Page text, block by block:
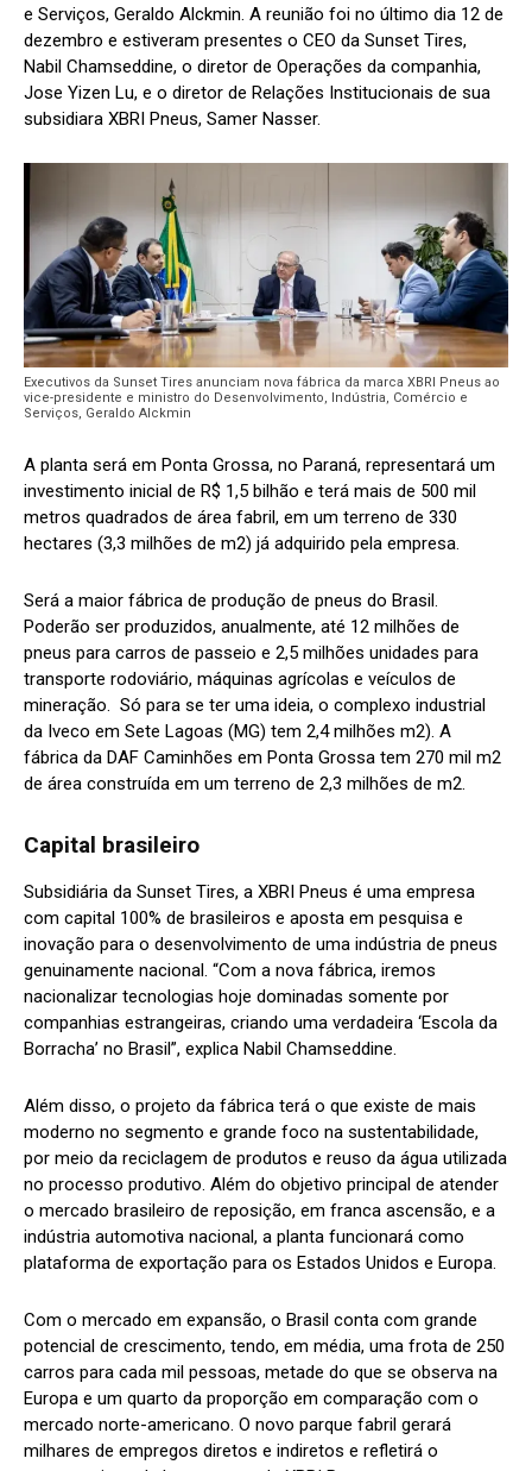
e Serviços, Geraldo Alckmin. A reunião foi no último dia 12 de
dezembro e estiveram presentes o CEO da Sunset Tires,
Nabil Chamseddine, o diretor de Operações da companhia,
Jose Yizen Lu, e o diretor de Relações Institucionais de sua
subsidiara XBRI Pneus, Samer Nasser.
Executivos da Sunset Tires anunciam nova fábrica da marca XBRI Pneus ao
vice-presidente e ministro do Desenvolvimento, Indústria, Comércio e
Serviços, Geraldo Alckmin
A planta será em Ponta Grossa, no Paraná, representará um
investimento inicial de R$ 1,5 bilhão e terá mais de 500 mil
metros quadrados de área fabril, em um terreno de 330
hectares (3,3 milhões de m2) já adquirido pela empresa.
Será a maior fábrica de produção de pneus do Brasil.
Poderão ser produzidos, anualmente, até 12 milhões de
pneus para carros de passeio e 2,5 milhões unidades para
transporte rodoviário, máquinas agrícolas e veículos de
mineração. Só para se ter uma ideia, o complexo industrial
da Iveco em Sete Lagoas (MG) tem 2,4 milhões m2). A
fábrica da DAF Caminhões em Ponta Grossa tem 270 mil m2
de área construída em um terreno de 2,3 milhões de m2.
Capital brasileiro
Subsidiária da Sunset Tires, a XBRI Pneus é uma empresa
com capital 100% de brasileiros e aposta em pesquisa e
inovação para o desenvolvimento de uma indústria de pneus
genuinamente nacional. “Com a nova fábrica, iremos
nacionalizar tecnologias hoje dominadas somente por
companhias estrangeiras, criando uma verdadeira ‘Escola da
Borracha’ no Brasil”, explica Nabil Chamseddine.
Além disso, o projeto da fábrica terá o que existe de mais
moderno no segmento e grande foco na sustentabilidade,
por meio da reciclagem de produtos e reuso da água utilizada
no processo produtivo. Além do objetivo principal de atender
o mercado brasileiro de reposição, em franca ascensão, e a
indústria automotiva nacional, a planta funcionará como
plataforma de exportação para os Estados Unidos e Europa.
Com o mercado em expansão, o Brasil conta com grande
potencial de crescimento, tendo, em média, uma frota de 250
carros para cada mil pessoas, metade do que se observa na
Europa e um quarto da proporção em comparação com o
mercado norte-americano. O novo parque fabril gerará
milhares de empregos diretos e indiretos e refletirá o